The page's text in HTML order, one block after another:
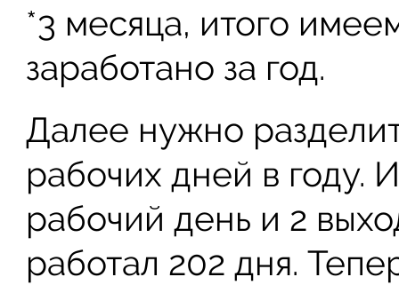
*3 месяца, итого
заработано за год.
Далее нужно
рабочих дней в году.
рабочий день и 2
работал 202 дня.